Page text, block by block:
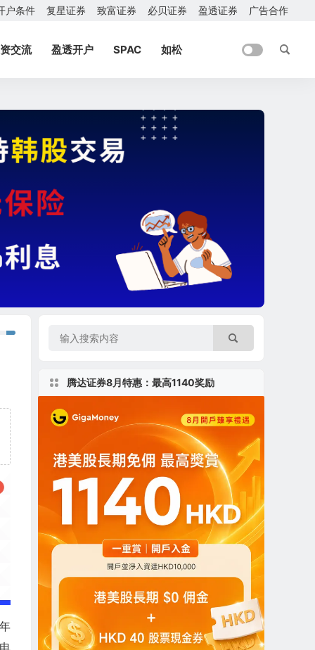
户条件 复星证券 致富证券 必贝证券 盈透证券 广告合作
交流 盈透开户 SPAC 如松
腾达证券8月特惠：最高1140奖励